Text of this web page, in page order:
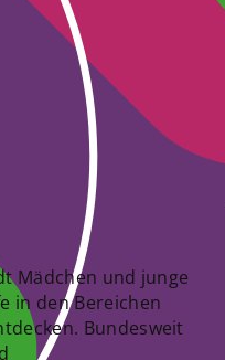
Mädchen und junge
in den Bereichen
Bundesweit